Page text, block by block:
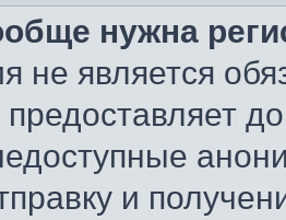
нужна
не является
и